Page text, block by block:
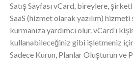
Satış Sayfası vCard, bireylere,
SaaS (hizmet olarak yazılım)
kurmanıza yardımcı olur. vCard’ı
kullanabileceğiniz gibi işletmeniz
Sadece Kurun, Planlar Oluşturun ve